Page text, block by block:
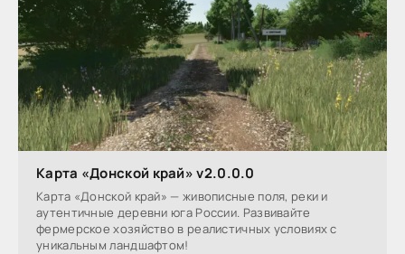
Карта «Донской край» v2.0.0.0
Карта «Донской край» — живописные поля, реки и
аутентичные деревни юга России. Развивайте
фермерское хозяйство в реалистичных условиях с
уникальным ландшафтом!